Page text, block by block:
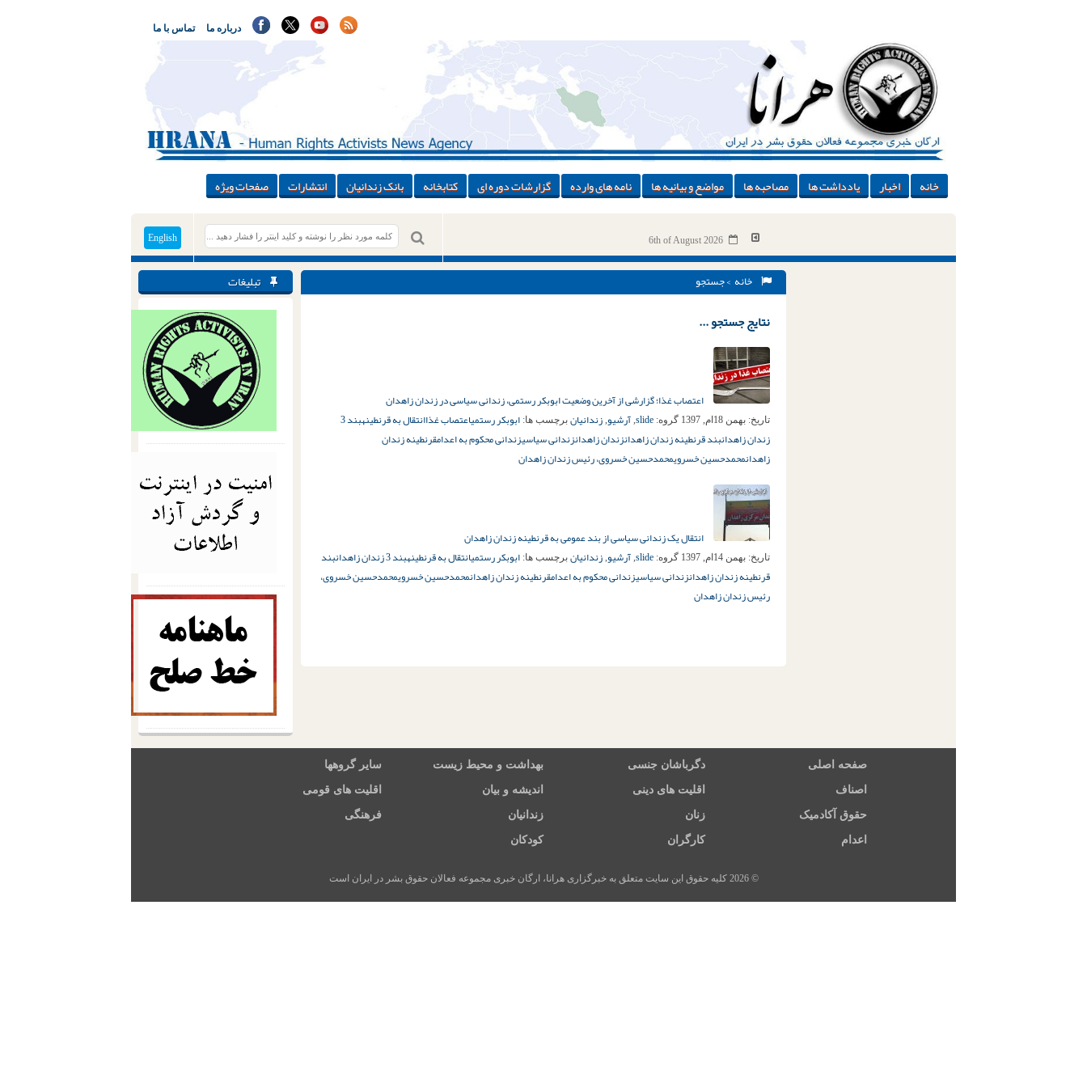
تماس با ما درباره ما
خانه اخبار یادداشت ها مصاحبه ها مواضع و بیانیه ها نامه های وارده گزارشات دوره ای کتابخانه بانک زندانیان انتشارات صفحات ویژه
English 6th of August 2026
تبلیغات خانه > جستجو
نتایج جستجو ...
اعتصاب غذا؛ گزارشی از آخرین وضعیت ابوبکر رستمی، زندانی سیاسی در زندان زاهدان
تاریخ: بهمن 18ام, 1397 گروه: slide
, آرشیو, زندانیان برچسب ها: ابوبکر رستمیاعتصاب غذاانتقال به قرنطینه
بند 3
زندان زاهدانبند قرنطینه زندان زاهدانزندان زاهدانزندانی سیاسیزندانی محکوم به اعدامقرنطینه زندان
زاهدانمحمدحسین خسرویمحمدحسین خسروی، رئیس زندان زاهدان
انتقال یک زندانی سیاسی از بند عمومی به قرنطینه زندان زاهدان
تاریخ: بهمن 14ام, 1397 گروه: slide
, آرشیو, زندانیان برچسب ها: ابوبکر رستمیانتقال به قرنطینهبند 3 زندان زاهدان
بند
قرنطینه زندان زاهدانزندانی سیاسیزندانی محکوم به اعدامقرنطینه زندان زاهدانمحمدحسین خسرویمحمدحسین خسروی،
رئیس زندان زاهدان
صفحه اصلی دگرباشان جنسی بهداشت و محیط زیست سایر گروهها
اصناف اقلیت های دینی اندیشه و بیان اقلیت های قومی
حقوق آکادمیک زنان زندانیان فرهنگی
اعدام کارگران کودکان
© 2026 کلیه حقوق این سایت متعلق به خبرگزاری هرانا، ارگان خبری مجموعه فعالان حقوق بشر در ایران است